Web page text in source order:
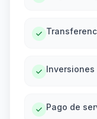
Inversiones
Pago de